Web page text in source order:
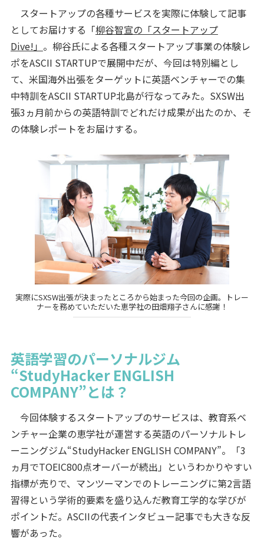
スタートアップの各種サービスを実際に体験して記事
としてお届けする「柳谷智宣の「スタートアップ
Dive!」 。柳谷氏による各種スタートアップ事業の体験レ
ポをASCII STARTUPで展開中だが、今回は特別編とし
て、米国海外出張をターゲットに英語ベンチャーでの集
中特訓をASCII STARTUP北島が行なってみた。SXSW出
張3ヵ月前からの英語特訓でどれだけ成果が出たのか、そ
の体験レポートをお届けする。
実際にSXSW出張が決まったところから始まった今回の企画。トレー
ナーを務めていただいた恵学社の田畑翔子さんに感謝！
英語学習のパーソナルジム
“StudyHacker ENGLISH
COMPANY”とは？
今回体験するスタートアップのサービスは、教育系ベ
ンチャー企業の恵学社が運営する英語のパーソナルトレ
ーニングジム“StudyHacker ENGLISH COMPANY”。「3
ヵ月でTOEIC800点オーバーが続出」というわかりやすい
指標が売りで、マンツーマンでのトレーニングに第2言語
習得という学術的要素を盛り込んだ教育工学的な学びが
ポイントだ。ASCIIの代表インタビュー記事でも大きな反
響があった。